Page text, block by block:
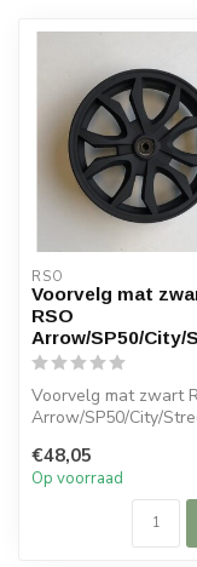
RSO
Voorvelg mat
RSO
Arrow/SP50/City/
Voorvelg mat zwart
Arrow/SP50/City/
€48,05
Op voorraad